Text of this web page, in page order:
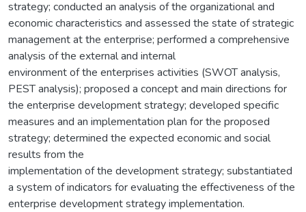
strategy; conducted an analysis of the organizational and
economic characteristics and assessed the state of strategic
management at the enterprise; performed a comprehensive
analysis of the external and internal
environment of the enterprises activities (SWOT analysis,
PEST analysis); proposed a concept and main directions for
the enterprise development strategy; developed specific
measures and an implementation plan for the proposed
strategy; determined the expected economic and social
results from the
implementation of the development strategy; substantiated
a system of indicators for evaluating the effectiveness of the
enterprise development strategy implementation.